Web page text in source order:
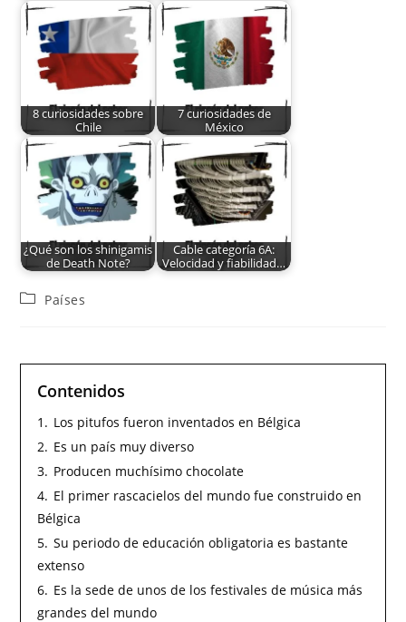
8 curiosidades sobre
Chile
7 curiosidades de
México
¿Qué son los shinigamis
de Death Note?
Cable categoría 6A:
Velocidad y fiabilidad…
Países
Contenidos
1. Los pitufos fueron inventados en Bélgica
2. Es un país muy diverso
3. Producen muchísimo chocolate
4. El primer rascacielos del mundo fue construido en
Bélgica
5. Su periodo de educación obligatoria es bastante
extenso
6. Es la sede de unos de los festivales de música más
grandes del mundo